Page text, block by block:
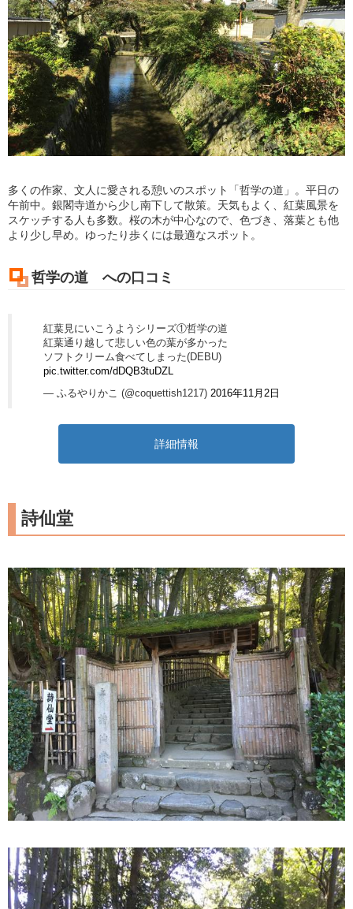
多くの作家、文人に愛される憩いのスポット「哲学の道」。平日の
午前中。銀閣寺道から少し南下して散策。天気もよく、紅葉風景を
スケッチする人も多数。桜の木が中心なので、色づき、落葉とも他
より少し早め。ゆったり歩くには最適なスポット。
哲学の道 への口コミ
紅葉見にいこうようシリーズ①哲学の道
紅葉通り越して悲しい色の葉が多かった
ソフトクリーム食べてしまった(DEBU)
pic.twitter.com/dDQB3tuDZL
— ふるやりかこ (@coquettish1217) 2016年11月2日
詳細情報
詩仙堂